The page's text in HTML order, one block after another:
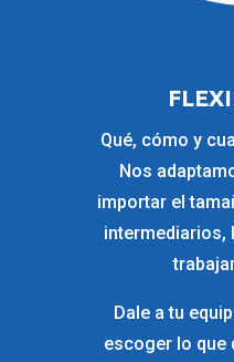
Qué, cómo y
Nos
importar el
intermediarios,
Dale a tu
escoger lo que